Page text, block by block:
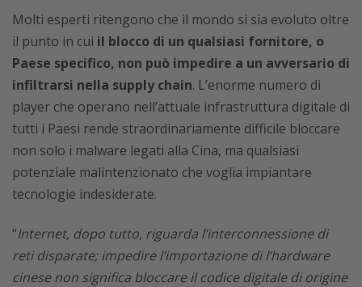
Molti esperti ritengono che il mondo si sia evoluto oltre
il punto in cui il blocco di un qualsiasi fornitore, o
Paese specifico, non può impedire a un avversario di
infiltrarsi nella supply chain. L’enorme numero di
player che operano nell’attuale infrastruttura digitale di
tutti i Paesi rende straordinariamente difficile bloccare
non solo i malware legati alla Cina, ma qualsiasi
potenziale malintenzionato che voglia impiantare
tecnologie indesiderate.
“Internet, dopo tutto, riguarda l’interconnessione di
reti disparate; impedire l’importazione di l’hardware
cinese non significa bloccare il codice digitale di origine